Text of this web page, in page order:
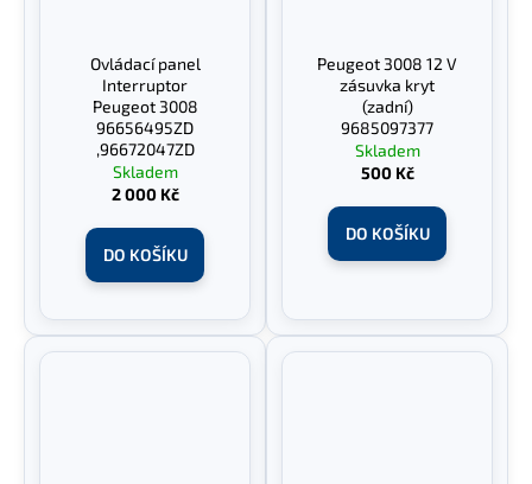
Ovládací panel
Interruptor
Peugeot 3008
96656495ZD
,96672047ZD
Skladem
2 000 Kč
DO KOŠÍKU
Peugeot 3008 12 V
zásuvka kryt
(zadní)
9685097377
Skladem
500 Kč
DO KOŠÍKU